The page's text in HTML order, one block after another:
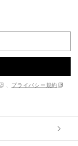
プライバシー規約